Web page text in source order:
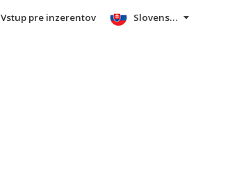
Vstup pre inzerentov Slovensky